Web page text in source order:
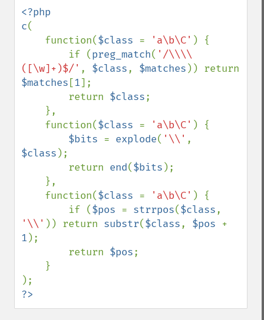
<?php
c(
    function(
$class = 'a\b\C' ) {
        if (
preg_match( '/\\\\
([\w]+)$/' , $class, $matches
$matches [1];
        return
$class;
    function(
$class = 'a\b\C' ) {
$bits = explode( '\\'
$class );
        return
end($bits );
    function(
$class = 'a\b\C' ) {
        if (
$pos = strrpos($class
'\\' )) return substr($class, $pos
1 );
        return
$pos;
?>